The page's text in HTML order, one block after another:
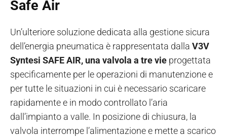
Safe Air
Un’ulteriore soluzione dedicata alla gestione sicura
dell’energia pneumatica è rappresentata dalla V3V
Syntesi SAFE AIR, una valvola a tre vie progettata
specificamente per le operazioni di manutenzione e
per tutte le situazioni in cui è necessario scaricare
rapidamente e in modo controllato l’aria
dall’impianto a valle. In posizione di chiusura, la
valvola interrompe l’alimentazione e mette a scarico